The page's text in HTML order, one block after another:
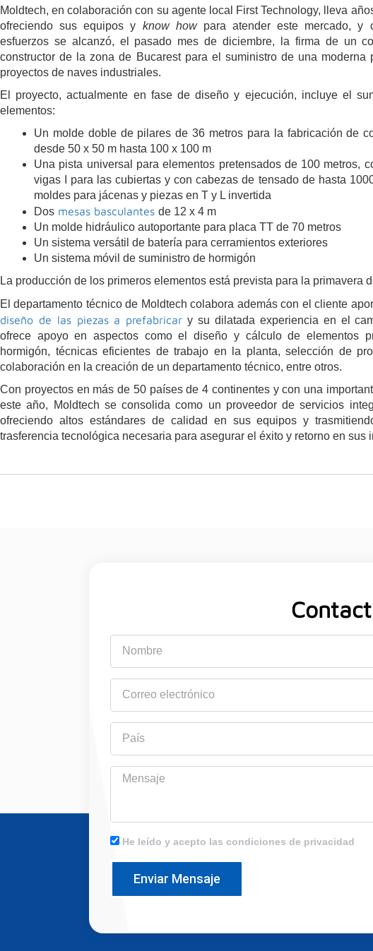
Moldtech, en colaboración con su agente local First Technology, lleva
ofreciendo sus equipos y know howpara atender este mercado, y
esfuerzos se alcanzó, el pasado mes de diciembre, la firma de un
constructor de la zona de Bucarest para el suministro de una moderna
proyectos de naves industriales.
El proyecto, actualmente en fase de diseño y ejecución, incluye el
elementos:
Un molde doble de pilares de 36 metros para la fabricación de
desde 50 x 50 m hasta 100 x 100 m
Una pista universal para elementos pretensados de 100 metros,
vigas I para las cubiertas y con cabezas de tensado de hasta
moldes para jácenas y piezas en T y L invertida
Dos mesas basculantes de 12 x 4 m
Un molde hidráulico autoportante para placa TT de 70 metros
Un sistema versátil de batería para cerramientos exteriores
Un sistema móvil de suministro de hormigón
La producción de los primeros elementos está prevista para la primavera
El departamento técnico de Moldtech colabora además con el cliente
diseño de las piezas a prefabricar y su dilatada experiencia en el
ofrece apoyo en aspectos como el diseño y cálculo de elementos
hormigón, técnicas eficientes de trabajo en la planta, selección de
colaboración en la creación de un departamento técnico, entre otros.
Con proyectos en más de 50 países de 4 continentes y con una
este año, Moldtech se consolida como un proveedor de servicios
ofreciendo altos estándares de calidad en sus equipos y
trasferencia tecnológica necesaria para asegurar el éxito y retorno en sus
electrónico
Mensaje
He leído y acepto las condiciones de privacidad
Enviar Mensaje